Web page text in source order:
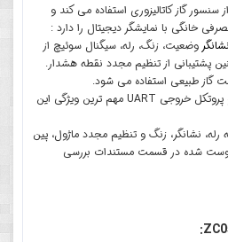
از سنسور گاز کاتالیزوری استفاده می کند و
خانگی با نمایشگر دیجیتال را دارد :
نشانگر وضعیت، زنگ، رله، سیگنال سوئیچ از
پشتیبانی از تنظیم مجدد نقطه هشدار.
گاز طبیعی استفاده می شود.
اندازه کوچک، پاسخدهی سریع و پروتکل خروجی UART مهم ترین ویژگی این
رله، نشانگر، زنگ و تنظیم مجدد ماژول، پین
شده در قسمت مستندات بررسی